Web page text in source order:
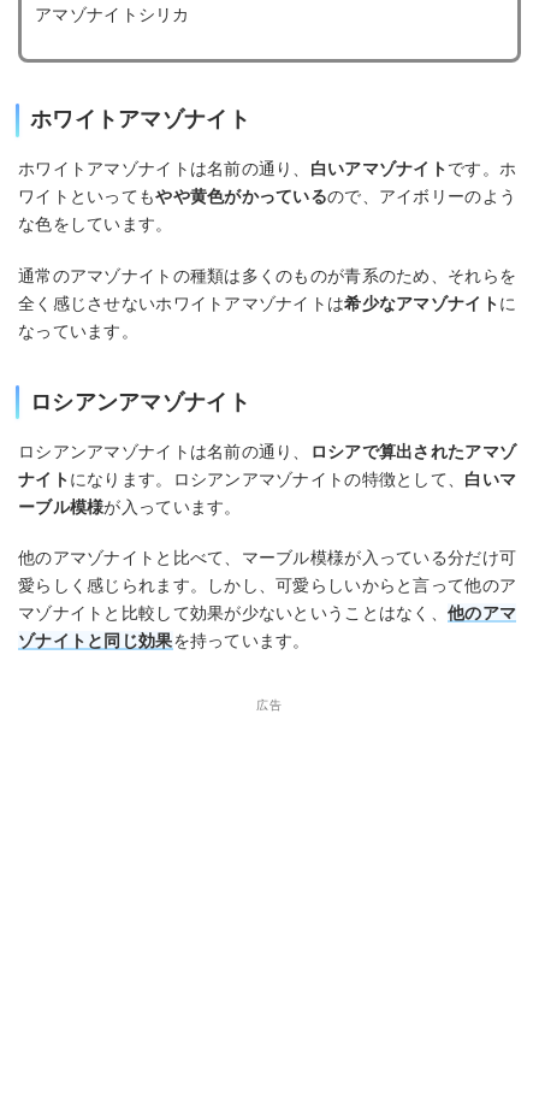
アマゾナイトシリカ
ホワイトアマゾナイト
ホワイトアマゾナイトは名前の通り、 白いアマゾナイトです。ホ
ワイトといってもやや黄色がかっているので、アイボリーのよう
な色をしています。
通常のアマゾナイトの種類は多くのものが青系のため、それらを
全く感じさせないホワイトアマゾナイトは希少なアマゾナイトに
なっています。
ロシアンアマゾナイト
ロシアンアマゾナイトは名前の通り、
ロシアで算出されたアマゾ
ナイトになります。ロシアンアマゾナイトの特徴として、 白いマ
ーブル模様が入っています。
他のアマゾナイトと比べて、マーブル模様が入っている分だけ可
愛らしく感じられます。しかし、可愛らしいからと言って他のア
マゾナイトと比較して効果が少ないということはなく、 他のアマ
ゾナイトと同じ効果を持っています。
広告